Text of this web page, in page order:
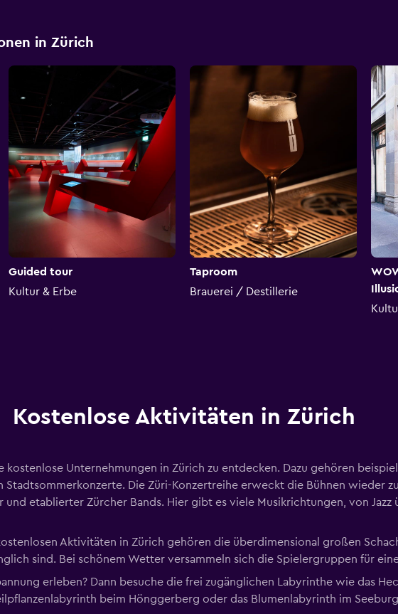
in Zürich
Guided tour
Kultur & Erbe
Taproom
Brauerei / Destillerie
Kostenlose Aktivitäten in Zürich
kostenlose Unternehmungen in Zürich zu entdecken. Dazu gehören
Stadtsommerkonzerte. Die Züri-Konzertreihe erweckt die Bühnen wieder
etablierter Zürcher Bands. Hier gibt es viele Musikrichtungen, von Jazz
Aktivitäten in Zürich gehören die überdimensional großen
sind. Bei schönem Wetter versammeln sich die Spielergruppen für
erleben? Dann besuche die frei zugänglichen Labyrinthe wie das
beim Hönggerberg oder das Blumenlabyrinth im